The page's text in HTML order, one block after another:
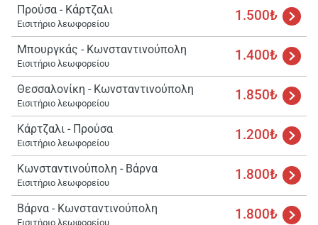
Προύσα - Κάρτζαλι
Εισιτήριο λεωφορείου 1.500₺
Μπουργκάς - Κωνσταντινούπολη
Εισιτήριο λεωφορείου 1.400₺
Θεσσαλονίκη - Κωνσταντινούπολη
Εισιτήριο λεωφορείου 1.850₺
Κάρτζαλι - Προύσα
Εισιτήριο λεωφορείου 1.200₺
Κωνσταντινούπολη - Βάρνα
Εισιτήριο λεωφορείου 1.800₺
Βάρνα - Κωνσταντινούπολη
Εισιτήριο λεωφορείου 1.800₺